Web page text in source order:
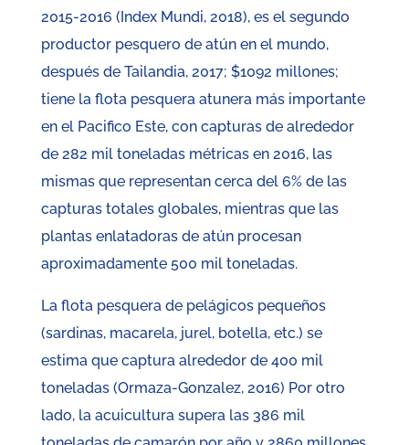
2015-2016 (Index Mundi, 2018), es el segundo
productor pesquero de atún en el mundo,
después de Tailandia, 2017; $1092 millones;
tiene la flota pesquera atunera más importante
en el Pacifico Este, con capturas de alrededor
de 282 mil toneladas métricas en 2016, las
mismas que representan cerca del 6% de las
capturas totales globales, mientras que las
plantas enlatadoras de atún procesan
aproximadamente 500 mil toneladas.
La flota pesquera de pelágicos pequeños
(sardinas, macarela, jurel, botella, etc.) se
estima que captura alrededor de 400 mil
toneladas (Ormaza-Gonzalez, 2016) Por otro
lado, la acuicultura supera las 386 mil